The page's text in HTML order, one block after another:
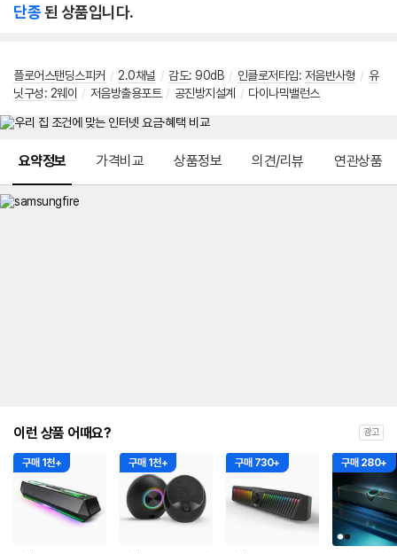
단종된 상품입니다.
플로어스탠딩스피커 / 2.0채널 / 감도: 90dB / 인클로저타입: 저음반사형 / 유
닛구성: 2웨이 / 저음방출용포트 / 공진방지설계 / 다이나믹밸런스
요약정보 가격비교 상품정보 의견/리뷰 연관상품
이런 상품 어때요? 광고
구매 1천+ 구매 1천+ 구매 730+ 구매 280+